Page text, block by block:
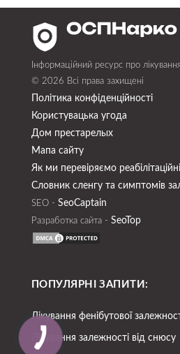
Інформаційний ресурс про
© 2026 Всі права захищені
Політика конфіденційності
Користувацька угода
Дом престарелых
Мапа сайту
Як ми перевіряємо
Словник сленгу та симптомів
SEO - SeoСaptain
Разработка сайта - SeoTop
ПОПУЛЯРНІ ЗАПИТИ:
Лікування фенібутової
Лікування залежності від снюсу